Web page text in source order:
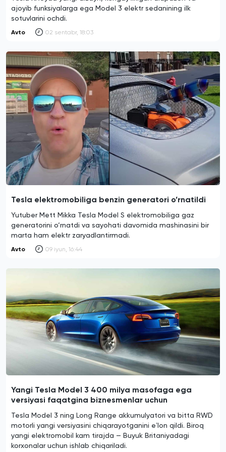
ajoyib funksiyalarga ega Model 3 elektr sedanining ilk
sotuvlarini ochdi.
Avto 02 sentabr, 18:03
Tesla elektromobiliga benzin generatori o’rnatildi
Yutuber Mett Mikka Tesla Model S elektromobiliga gaz
generatorini o‘rnatdi va sayohati davomida mashinasini bir
marta ham elektr zaryadlantirmadi.
Avto 09 iyun, 16:44
Yangi Tesla Model 3 400 milya masofaga ega
versiyasi faqatgina biznesmenlar uchun
Tesla Model 3 ning Long Range akkumulyatori va bitta RWD
motorli yangi versiyasini chiqarayotganini eʼlon qildi. Biroq
yangi elektromobil kam tirajda — Buyuk Britaniyadagi
korxonalar uchun ishlab chiqariladi.